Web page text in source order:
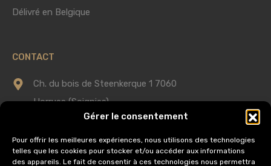
Gérer le consentement
Pour offrir les meilleures expériences, nous utilisons des technologies
telles que les cookies pour stocker et/ou accéder aux informations
des appareils. Le fait de consentir à ces technologies nous permettra
Délivré en Belgique
CONTACT
Ch. du bois de Steenkerque 1 7060
Horrues (Soignies)
info@immobilieredomus.be